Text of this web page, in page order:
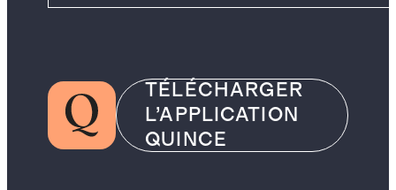
TÉLÉCHARGER
L’APPLICATION
QUINCE